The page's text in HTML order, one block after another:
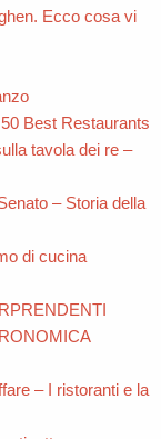
Ecco cosa vi
Best Restaurants
tavola dei re –
– Storia della
di cucina
– I ristoranti e la